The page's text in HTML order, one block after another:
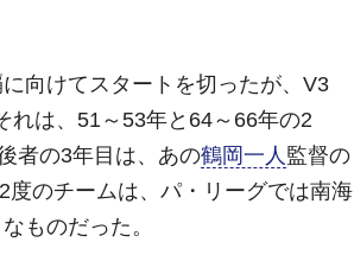
向けてスタートを切ったが、V3
れは、51～53年と64～66年の2
者の3年目は、あの鶴岡一人 監督の
のチームは、パ・リーグでは南海
ものだった。